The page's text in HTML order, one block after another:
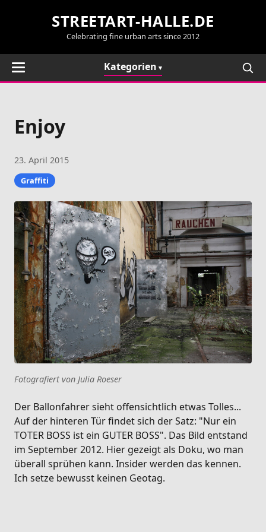
STREETART-HALLE.DE
Celebrating fine urban arts since 2012
Kategorien
Enjoy
23. April 2015
Graffiti
Fotografiert von Julia Roeser
Der Ballonfahrer sieht offensichtlich etwas Tolles...
Auf der hinteren Tür findet sich der Satz: "Nur ein
TOTER BOSS ist ein GUTER BOSS". Das Bild entstand
im September 2012. Hier gezeigt als Doku, wo man
überall sprühen kann. Insider werden das kennen.
Ich setze bewusst keinen Geotag.